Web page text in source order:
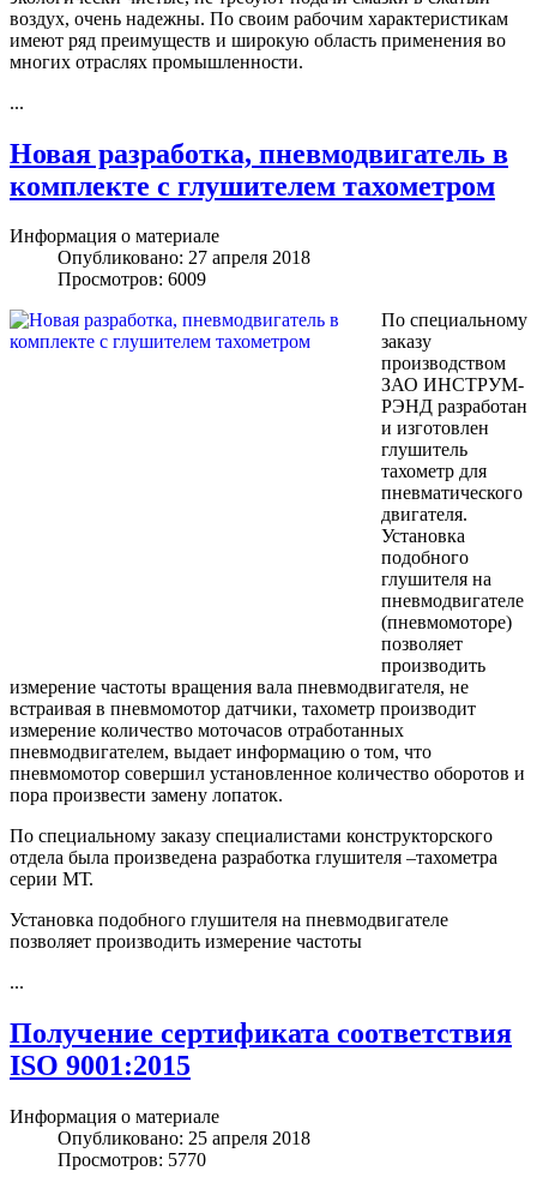
воздух, очень надежны. По своим рабочим характеристикам
имеют ряд преимуществ и широкую область применения во
многих отраслях промышленности.
...
Новая разработка, пневмодвигатель в
комплекте с глушителем тахометром
Информация о материале
Опубликовано: 27 апреля 2018
Просмотров: 6009
По специальному
заказу
производством
ЗАО ИНСТРУМ-
РЭНД разработан
и изготовлен
глушитель
тахометр для
пневматического
двигателя.
Установка
подобного
глушителя на
пневмодвигателе
(пневмомоторе)
позволяет
производить
измерение частоты вращения вала пневмодвигателя, не
встраивая в пневмомотор датчики, тахометр производит
измерение количество моточасов отработанных
пневмодвигателем, выдает информацию о том, что
пневмомотор совершил установленное количество оборотов и
пора произвести замену лопаток.
По специальному заказу специалистами конструкторского
отдела была произведена разработка глушителя –тахометра
серии МТ.
Установка подобного глушителя на пневмодвигателе
позволяет производить измерение частоты
...
Получение сертификата соответствия
ISO 9001:2015
Информация о материале
Опубликовано: 25 апреля 2018
Просмотров: 5770